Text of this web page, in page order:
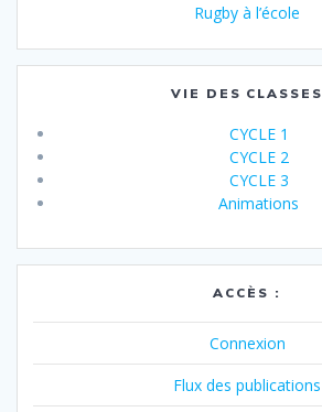
Rugby à l’école
VIE DES CLASSES
CYCLE 1
CYCLE 2
CYCLE 3
Animations
ACCÈS :
Connexion
Flux des publications